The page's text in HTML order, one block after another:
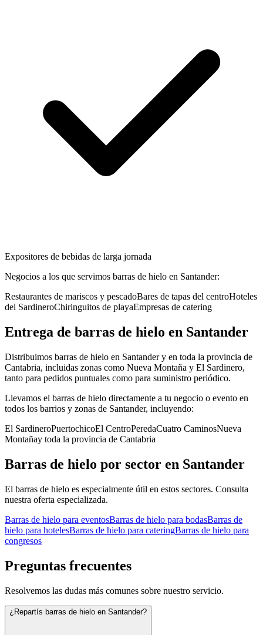
Expositores de bebidas de larga jornada
Negocios a los que servimos barras de hielo en Santander:
Restaurantes de mariscos y pescadoBares de tapas del centroHoteles
del SardineroChiringuitos de playaEmpresas de catering
Entrega de barras de hielo en Santander
Distribuimos barras de hielo en Santander y en toda la provincia de
Cantabria, incluidas zonas como Nueva Montaña y El Sardinero,
tanto para pedidos puntuales como para suministro periódico.
Llevamos el barras de hielo directamente a tu negocio o evento en
todos los barrios y zonas de Santander, incluyendo:
El SardineroPuertochicoEl CentroPeredaCuatro CaminosNueva
Montañay toda la provincia de Cantabria
Barras de hielo por sector en Santander
El barras de hielo es especialmente útil en estos sectores. Consulta
nuestra oferta especializada.
Barras de hielo para eventosBarras de hielo para bodasBarras de
hielo para hotelesBarras de hielo para cateringBarras de hielo para
congresos
Preguntas frecuentes
Resolvemos las dudas más comunes sobre nuestro servicio.
¿Repartís barras de hielo en Santander?